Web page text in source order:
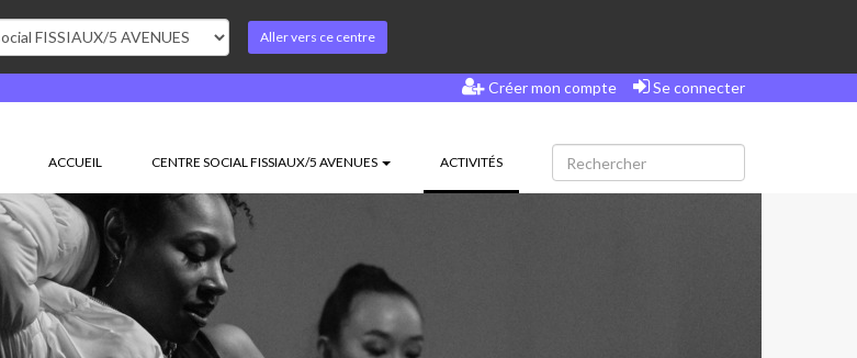
Aller vers ce centre
Créer mon compte Se connecter
ACCUEIL CENTRE SOCIAL FISSIAUX/5 AVENUES ACTIVITÉS(CURRENT)